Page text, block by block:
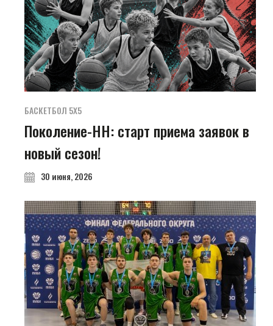
БАСКЕТБОЛ 5Х5
Поколение-НН: старт приема заявок в
новый сезон!
30 июня, 2026